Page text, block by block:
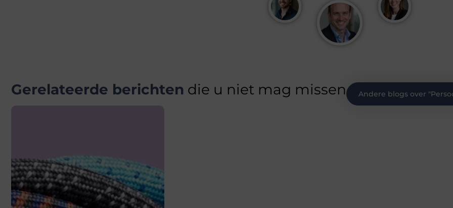
Gerelateerde berichten die u niet mag missen Andere blogs over "